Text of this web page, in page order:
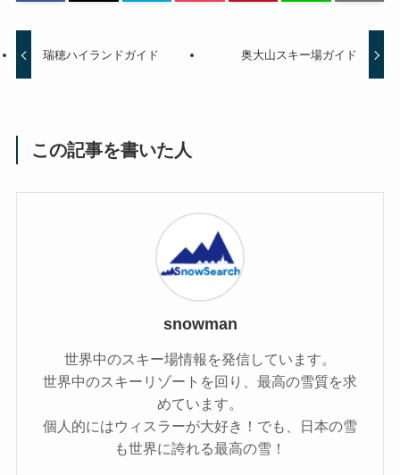
瑞穂ハイランドガイド 奥大山スキー場ガイド
この記事を書いた人
snowman
世界中のスキー場情報を発信しています。
世界中のスキーリゾートを回り、最高の雪質を求
めています。
個人的にはウィスラーが大好き！でも、日本の雪
も世界に誇れる最高の雪！